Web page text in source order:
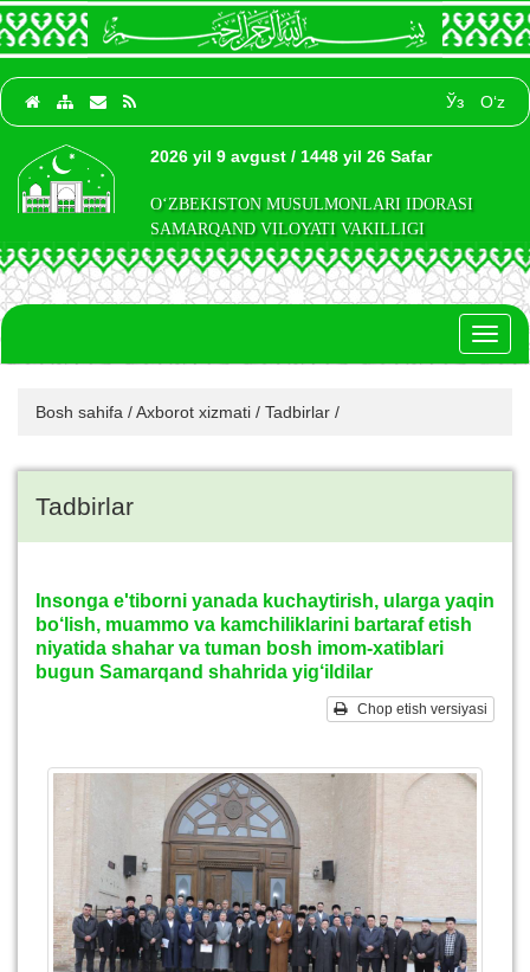
Ўз O‘z
2026 yil 9 avgust / 1448 yil 26 Safar
O‘ZBEKISTON MUSULMONLARI IDORASI
SAMARQAND VILOYATI VAKILLIGI
Bosh sahifa /Axborot xizmati / Tadbirlar /
Tadbirlar
Insonga e'tiborni yanada kuchaytirish, ularga yaqin
bo‘lish, muammo va kamchiliklarini bartaraf etish
niyatida shahar va tuman bosh imom-xatiblari
bugun Samarqand shahrida yig‘ildilar
Chop etish versiyasi